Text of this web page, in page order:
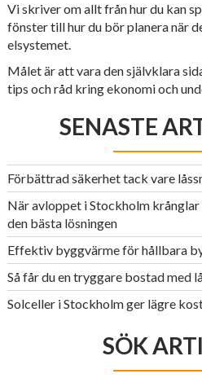
Vi skriver om allt från hur du kan
fönster till hur du bör planera när
elsystemet.
Målet är att vara den självklara
tips och råd kring ekonomi och
SENASTE
Förbättrad säkerhet tack vare
När avloppet i Stockholm
den bästa lösningen
Effektiv byggvärme för hållbara
Så får du en tryggare bostad med
Solceller i Stockholm ger lägre
SÖK